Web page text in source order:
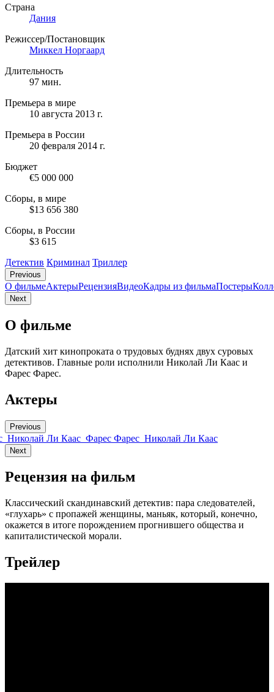
Страна
Дания
Режиссер/Постановщик
Миккел Норгаард
Длительность
97 мин.
Премьера в мире
10 августа 2013 г.
Премьера в России
20 февраля 2014 г.
Бюджет
€5 000 000
Сборы, в мире
$13 656 380
Сборы, в России
$3 615
Детектив Криминал Триллер
Previous
О фильмеАктерыРецензияВидеоКадры из фильмaПостеры
Next
О фильме
Датский хит кинопроката о трудовых буднях двух суровых
детективов. Главные роли исполнили Николай Ли Каас и
Фарес Фарес.
Актеры
Previous
Николай Ли Каас Фарес Фарес Николай Ли Каас
Next
Рецензия на фильм
Классический скандинавский детектив: пара следователей,
«глухарь» с пропажей женщины, маньяк, который, конечно,
окажется в итоге порождением прогнившего общества и
капиталистической морали.
Трейлер